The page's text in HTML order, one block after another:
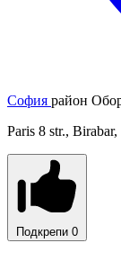
София район
Paris 8 str.,
Подкрепи 0